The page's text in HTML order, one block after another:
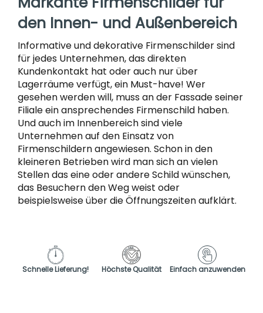
den Innen- und Außenbereich
Informative und dekorative Firmenschilder sind
für jedes Unternehmen, das direkten
Kundenkontakt hat oder auch nur über
Lagerräume verfügt, ein Must-have! Wer
gesehen werden will, muss an der Fassade seiner
Filiale ein ansprechendes Firmenschild haben.
Und auch im Innenbereich sind viele
Unternehmen auf den Einsatz von
Firmenschildern angewiesen. Schon in den
kleineren Betrieben wird man sich an vielen
Stellen das eine oder andere Schild wünschen,
das Besuchern den Weg weist oder
beispielsweise über die Öffnungszeiten aufklärt.
Schnelle Lieferung! Höchste Qualität Einfach anzuwenden